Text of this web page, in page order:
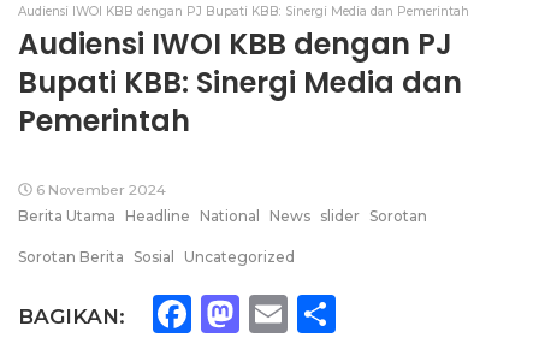
Audiensi IWOI KBB dengan PJ Bupati KBB: Sinergi Media dan Pemerintah
Audiensi IWOI KBB dengan PJ
Bupati KBB: Sinergi Media dan
Pemerintah
6 November 2024
Berita Utama
Headline National News slider Sorotan
Sorotan Berita Sosial Uncategorized
BAGIKAN: Facebook
Mastodon
Email